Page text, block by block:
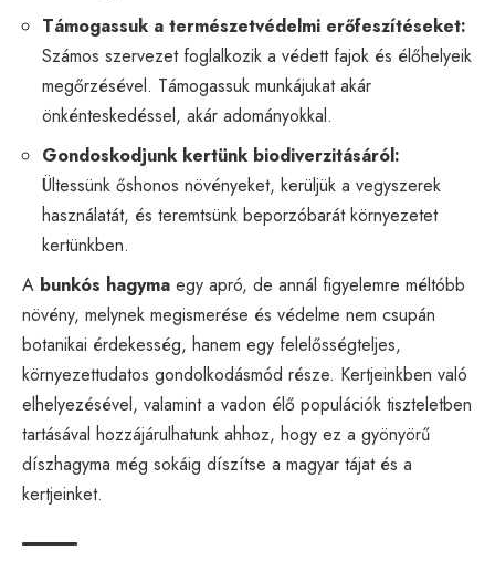
Támogassuk a természetvédelmi erőfeszítéseket:
Számos szervezet foglalkozik a védett fajok és élőhelyeik
megőrzésével. Támogassuk munkájukat akár
önkénteskedéssel, akár adományokkal.
Gondoskodjunk kertünk biodiverzitásáról:
Ültessünk őshonos növényeket, kerüljük a vegyszerek
használatát, és teremtsünk beporzóbarát környezetet
kertünkben.
A bunkós hagyma egy apró, de annál figyelemre méltóbb
növény, melynek megismerése és védelme nem csupán
botanikai érdekesség, hanem egy felelősségteljes,
környezettudatos gondolkodásmód része. Kertjeinkben való
elhelyezésével, valamint a vadon élő populációk tiszteletben
tartásával hozzájárulhatunk ahhoz, hogy ez a gyönyörű
díszhagyma még sokáig díszítse a magyar tájat és a
kertjeinket.